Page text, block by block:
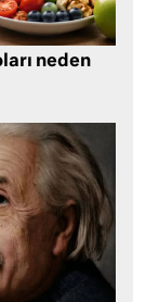
neden